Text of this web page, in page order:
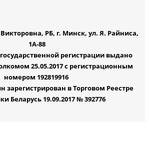
РБ, г. Минск, ул. Я. Райниса,
1А-88
регистрации выдано
25.05.2017 с регистрационным
номером 192819916
зарегистрирован в Торговом Реестре
Беларусь 19.09.2017 № 392776